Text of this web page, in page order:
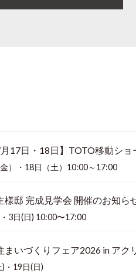
月17日・18日】TOTO移動シ
）・18日（土）10:00～17:00
様邸 完成見学会 開催のお知ら
3日(日) 10:00〜17:00
まいづくりフェア2026 in ア
・19日(日)